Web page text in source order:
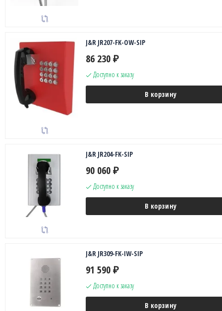
J&R JR207-FK-OW-SIP
86 230 ₽
Доступно к заказу
В корзину
J&R JR204-FK-SIP
90 060 ₽
Доступно к заказу
В корзину
J&R JR309-FK-IW-SIP
91 590 ₽
Доступно к заказу
В корзину